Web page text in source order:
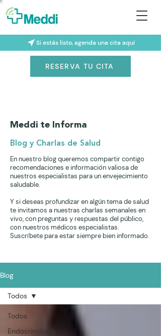
Si estás listo, agenda una cita aquí
RESERVA TU CITA
Meddi te Informa
Blog y Charlas de Salud
En nuestro blog queremos compartir contigo
recomendaciones e información valiosa de
nuestros especialistas para un envejecimiento
saludable.
Y si deseas profundizar en algún tema de salud
te invitamos a nuestras charlas semanales en
vivo, con preguntas y respuestas del público,
con nuestros médicos especialistas.
Suscríbete para estar siempre bien informado.
Blog
Todos
Endocrinología
Todos